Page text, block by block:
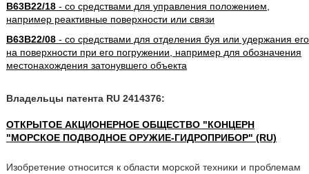
B63B22/18- со средствами для управления положением,
например реактивные поверхности или связи
B63B22/08- со средствами для отделения буя или удержания его
на поверхности при его погружении, например для обозначения
местонахождения затонувшего объекта
Владельцы патента RU 2414376:
ОТКРЫТОЕ АКЦИОНЕРНОЕ ОБЩЕСТВО "КОНЦЕРН
"МОРСКОЕ ПОДВОДНОЕ ОРУЖИЕ-ГИДРОПРИБОР" (RU)
Изобретение относится к области морской техники и проблемам